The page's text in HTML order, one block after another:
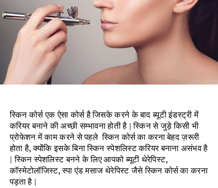
स्किन कोर्स एक ऐसा कोर्स है जिसके करने के बाद ब्यूटी इंडस्ट्री में
करियर बनाने की अच्छी सम्भावना होती है | स्किन से जुड़े किसी भी
प्रोफेशन में काम करने से पहले स्किन कोर्स का करना बेहद ज़रूरी
होता है, क्योंकि इसके बिना स्किन स्पेशलिस्ट करियर बनाना असंभव है
| स्किन स्पेशलिस्ट बनने के लिए आपको ब्यूटी थेरेपिस्ट,
कॉस्मेटोलॉजिस्ट, स्पा एंड मसाज थेरेपिस्ट जैसे स्किन कोर्स का करना
पड़ता है |